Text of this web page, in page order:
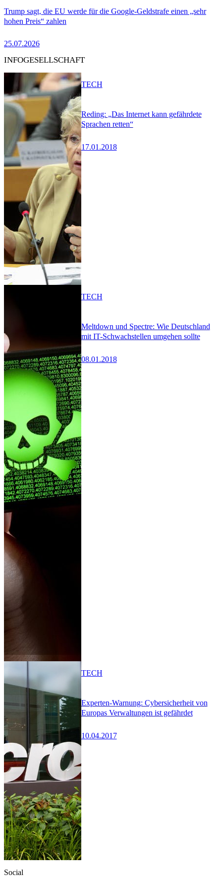
Trump sagt, die EU werde für die Google-Geldstrafe einen „sehr
hohen Preis“ zahlen
25.07.2026
INFOGESELLSCHAFT
Reding: „Das Internet kann gefährdete
Sprachen retten“
17.01.2018
TECH
Meltdown und Spectre: Wie Deutschland
mit IT-Schwachstellen umgehen sollte
08.01.2018
TECH
Experten-Warnung: Cybersicherheit von
Europas Verwaltungen ist gefährdet
10.04.2017
TECH
Social